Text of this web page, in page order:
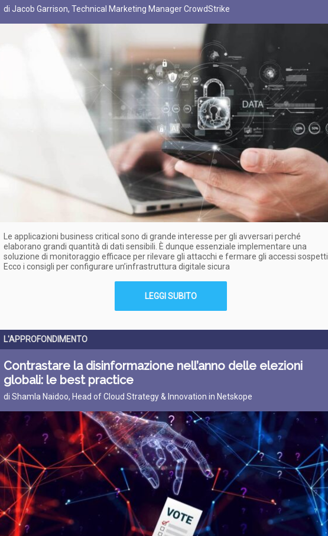
di Jacob Garrison, Technical Marketing Manager CrowdStrike
Le applicazioni business critical sono di grande interesse per gli avversari perché
elaborano grandi quantità di dati sensibili. È dunque essenziale implementare una
soluzione di monitoraggio efficace per rilevare gli attacchi e fermare gli accessi sospetti.
Ecco i consigli per configurare un’infrastruttura digitale sicura
LEGGI SUBITO
L'APPROFONDIMENTO
Contrastare la disinformazione nell’anno delle elezioni
globali: le best practice
di Shamla Naidoo, Head of Cloud Strategy & Innovation in Netskope